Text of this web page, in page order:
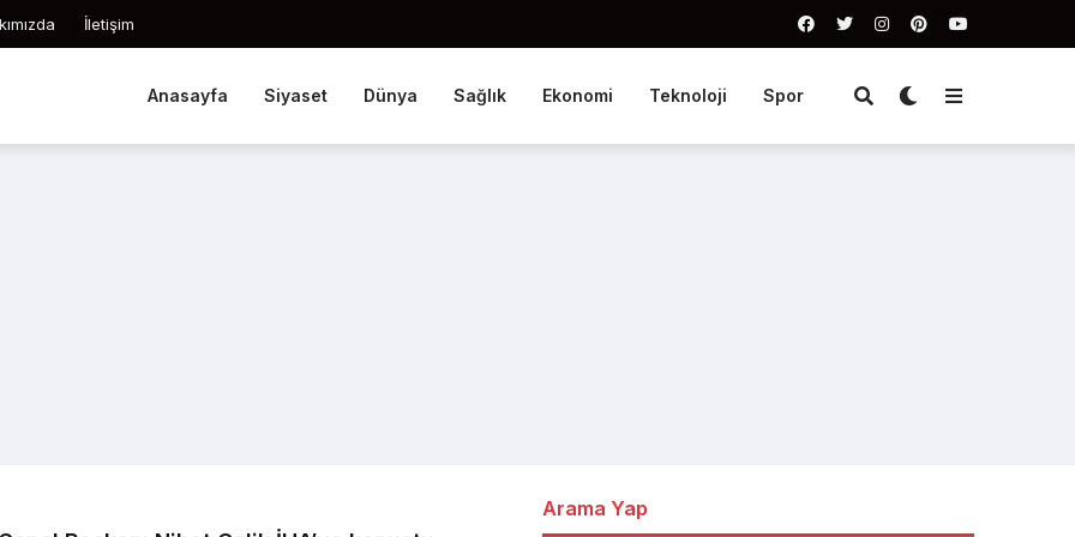
İletişim
Anasayfa Siyaset Dünya Sağlık Ekonomi Teknoloji Spor
Arama Yap